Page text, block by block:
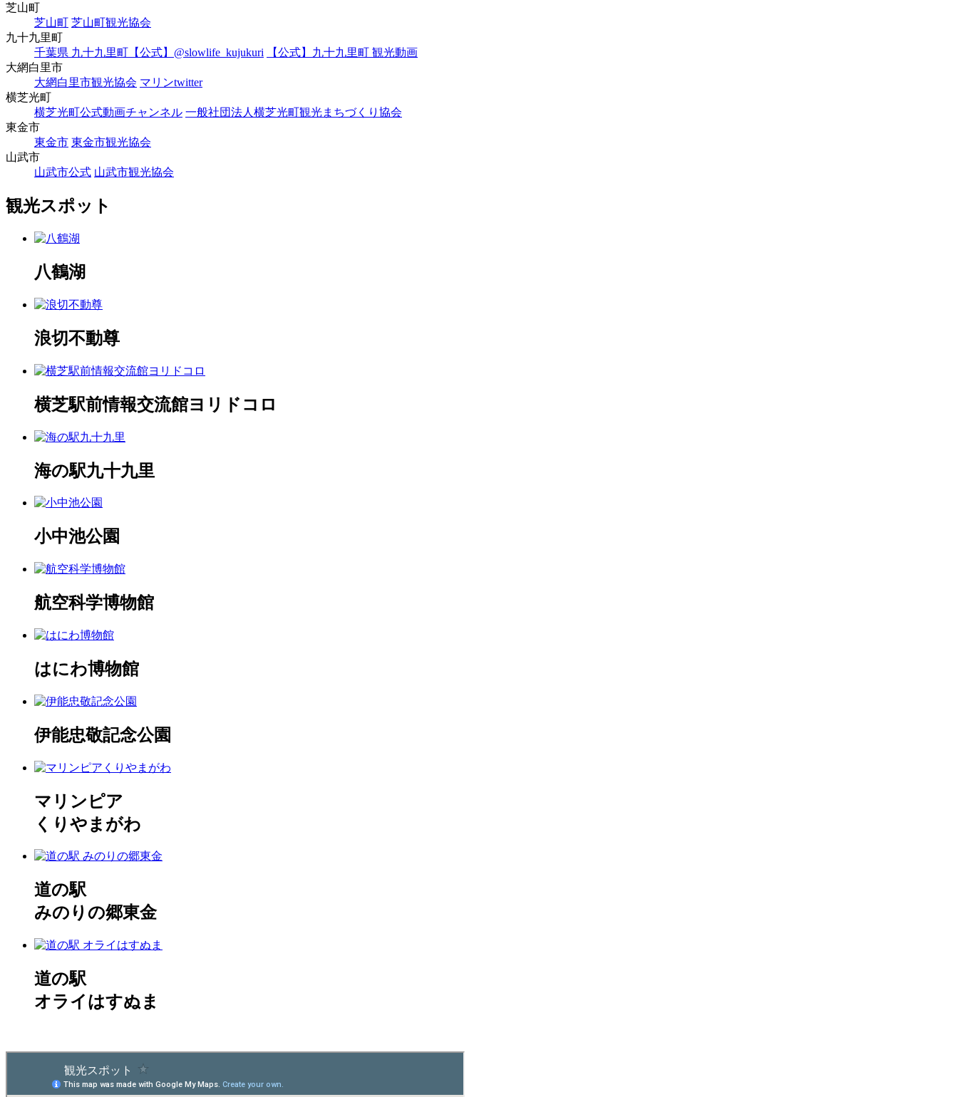
芝山町
芝山町 芝山町観光協会
九十九里町
千葉県 九十九里町【公式】@slowlife_kujukuri
【公式】九十九里町 観光動画
大網白里市
大網白里市観光協会 マリンtwitter
横芝光町
横芝光町公式動画チャンネル 一般社団法人横芝光町観光まちづくり協会
東金市
東金市 東金市観光協会
山武市
山武市公式 山武市観光協会
観光スポット
八鶴湖
浪切不動尊
横芝駅前情報交流館ヨリドコロ
海の駅九十九里
小中池公園
航空科学博物館
はにわ博物館
伊能忠敬記念公園
マリンピア
くりやまがわ
道の駅
みのりの郷東金
道の駅
オライはすぬま